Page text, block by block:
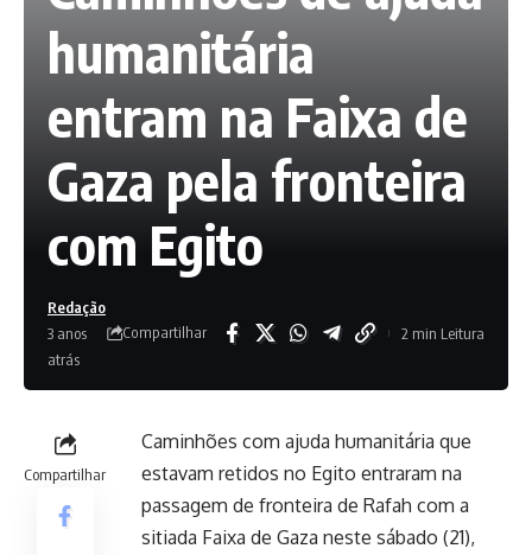
humanitária
entram na Faixa de
Gaza pela fronteira
com Egito
Redação
3 anos
atrás
Compartilhar 2 min Leitura
Compartilhar
Caminhões com ajuda humanitária que
estavam retidos no Egito entraram na
passagem de fronteira de Rafah com a
sitiada Faixa de Gaza neste sábado (21),